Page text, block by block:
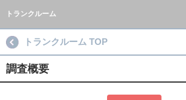
トランクルーム
トランクルーム TOP
調査概要